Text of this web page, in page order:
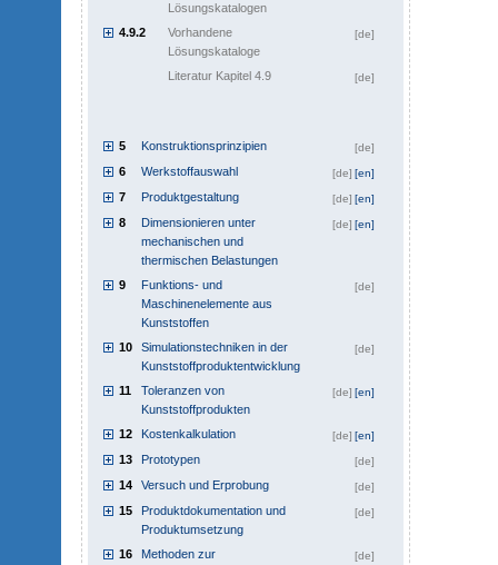
Lösungskatalogen
4.9.2
Vorhandene
Lösungskataloge
[de]
Literatur Kapitel 4.9 [de]
5 Konstruktionsprinzipien [de]
6 Werkstoffauswahl [en]
[de]
7 Produktgestaltung [en]
[de]
8
Dimensionieren unter
mechanischen und
thermischen Belastungen
[en]
[de]
9
Funktions- und
Maschinenelemente aus
Kunststoffen
[de]
10
Simulationstechniken in der
Kunststoffproduktentwicklung
[de]
11
Toleranzen von
Kunststoffprodukten
[en]
[de]
12 Kostenkalkulation [en]
[de]
13 Prototypen [de]
14 Versuch und Erprobung [de]
15
Produktdokumentation und
Produktumsetzung
[de]
16
Methoden zur
[de]